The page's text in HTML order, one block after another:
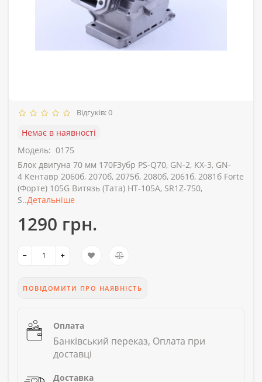
Відгуків: 0
Немає в наявності
Модель: 0175
Блок двигуна 70 мм 170FЗубр PS-Q70, GN-2, KX-3, GN-
4 Кентавр 2060б, 2070б, 2075б, 2080б, 2061б, 2081б Forte
(Форте) 105G Витязь (Тата) HT-105A, SR1Z-750,
S..Детальніше
1290 грн.
ПОВІДОМИТИ ПРО НАЯВНІСТЬ
Оплата
Банківський переказ, Оплата при
доставці
Доставка